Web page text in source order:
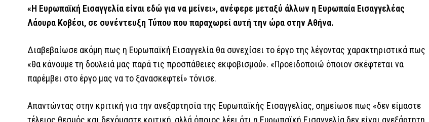
«Η Ευρωπαϊκή Εισαγγελία είναι εδώ για να μείνει», ανέφερε μεταξύ άλλων η Ευρωπαία Εισαγγελέας
Λάουρα Κοβέσι, σε συνέντευξη Τύπου που παραχωρεί αυτή την ώρα στην Αθήνα.
Διαβεβαίωσε ακόμη πως η Ευρωπαϊκή Εισαγγελία θα συνεχίσει το έργο της λέγοντας χαρακτηριστικά πως
«θα κάνουμε τη δουλειά μας παρά τις προσπάθειες εκφοβισμού». «Προειδοποιώ όποιον σκέφτεται να
παρέμβει στο έργο μας να το ξανασκεφτεί» τόνισε.
Απαντώντας στην κριτική για την ανεξαρτησία της Ευρωπαϊκής Εισαγγελίας, σημείωσε πως «δεν είμαστε
τέλειος θεσμός και δεχόμαστε κριτική, αλλά όποιος λέει ότι η Ευρωπαϊκή Εισαγγελία δεν είναι ανεξάρτητη,